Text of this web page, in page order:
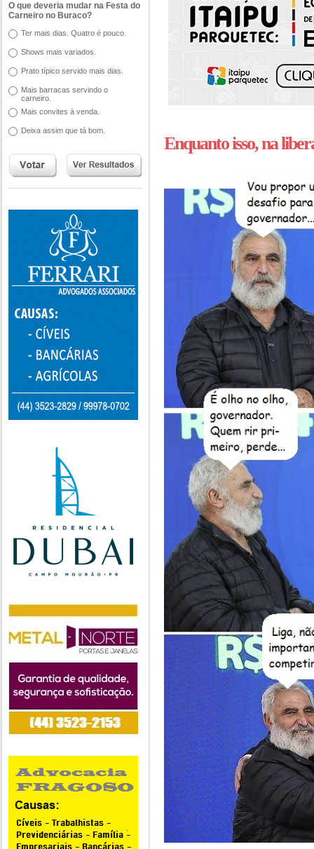
O que deveria mudar na Festa do
Carneiro no Buraco?
Ter mais dias. Quatro é pouco.
Shows mais variados.
Prato típico servido mais dias.
Mais barracas servindo o
carneiro.
Mais convites à venda.
Deixa assim que tá bom.
Enquanto isso, na